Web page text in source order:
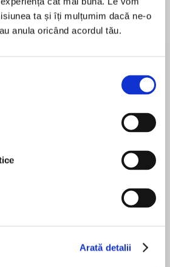
ta și îți mulțumim dacă ne-o
anula oricând acordul tău.
Arată detalii
in Korean fiction
D. B. John, author of
Karen Dionne,
author of The Puppet
out loud every five minutes’
nu există recenzii